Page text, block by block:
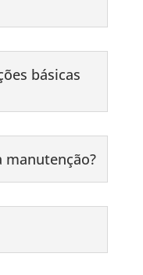
básicas
manutenção?